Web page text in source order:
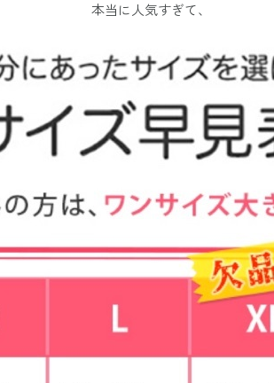
本当に人気すぎて、